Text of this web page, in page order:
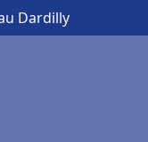
Dardilly